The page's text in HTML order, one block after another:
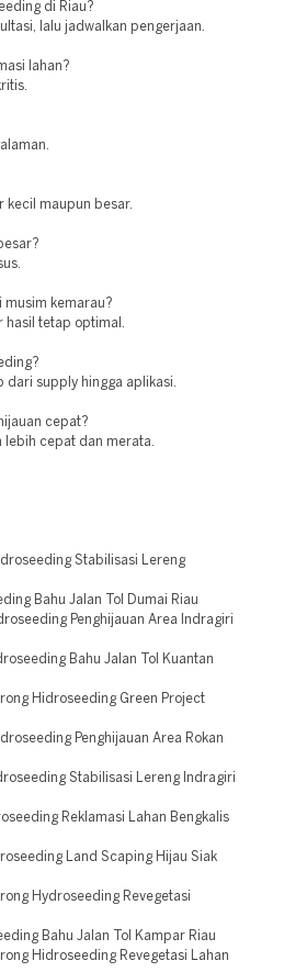
di Riau?
lalu jadwalkan pengerjaan.
lahan?
kecil maupun besar.
musim kemarau?
hasil tetap optimal.
dari supply hingga aplikasi.
cepat?
cepat dan merata.
Stabilisasi Lereng
Bahu Jalan Tol Dumai Riau
Penghijauan Area Indragiri
Bahu Jalan Tol Kuantan
Hidroseeding Green Project
Penghijauan Area Rokan
Stabilisasi Lereng Indragiri
Reklamasi Lahan Bengkalis
Land Scaping Hijau Siak
Hydroseeding Revegetasi
Bahu Jalan Tol Kampar Riau
Hidroseeding Revegetasi Lahan